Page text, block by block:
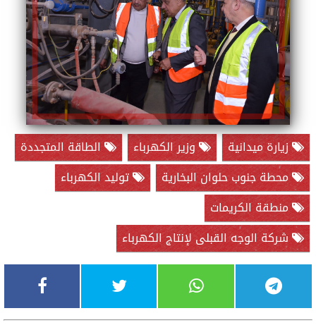
زيارة ميدانية وزير الكهرباء
الطاقة المتجددة
محطة جنوب حلوان البخارية
توليد الكهرباء
منطقة الكريمات
شركة الوجه القبلى لإنتاج الكهرباء